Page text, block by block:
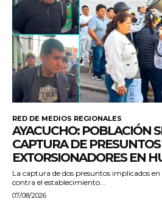
RED DE MEDIOS REGIONALES
AYACUCHO: POBLACIÓN
CAPTURA DE PRESUNTOS
EXTORSIONADORES EN
La captura de dos presuntos implicados
contra el establecimiento...
07/08/2026